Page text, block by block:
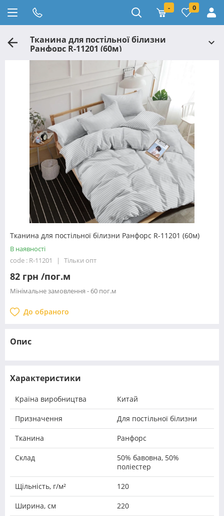
- 0
Тканина для постільної білизни
Ранфорс R-11201 (60м)
Тканина для постільної білизни Ранфорс R-11201 (60м)
В наявності
code : R-11201
Тільки опт
82 грн /пог.м
Мінімальне замовлення - 60 пог.м
До обраного
Опис
Характеристики
Країна виробництва Китай
Призначення Для постільної білизни
Тканина Ранфорс
Склад
50% бавовна, 50%
поліестер
Щільність, г/м² 120
Ширина, см 220